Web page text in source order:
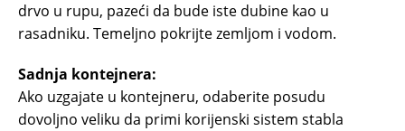
drvo u rupu, pazeći da bude iste dubine kao u
rasadniku. Temeljno pokrijte zemljom i vodom.
Sadnja kontejnera:
Ako uzgajate u kontejneru, odaberite posudu
dovoljno veliku da primi korijenski sistem stabla